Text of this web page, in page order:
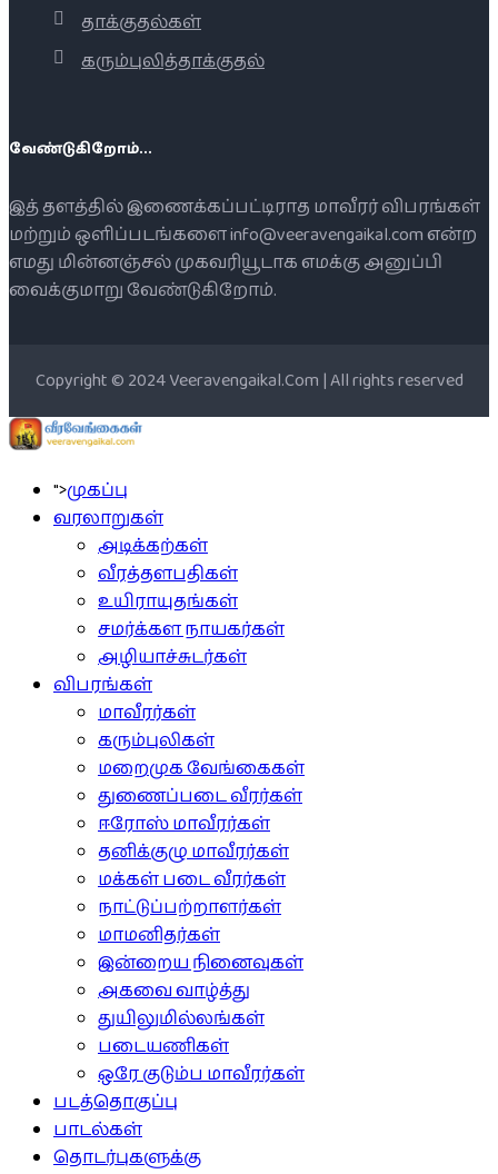
தாக்குதல்கள்
கரும்புலித்தாக்குதல்
வேண்டுகிறோம்...
இத் தளத்தில் இணைக்கப்பட்டிராத மாவீரர் விபரங்கள்
மற்றும் ஒளிப்படங்களை info@veeravengaikal.com என்ற
எமது மின்னஞ்சல் முகவரியூடாக எமக்கு அனுப்பி
வைக்குமாறு வேண்டுகிறோம்.
Copyright © 2024 Veeravengaikal.Com | All rights reserved
">முகப்பு
வரலாறுகள்
அடிக்கற்கள்
வீரத்தளபதிகள்
உயிராயுதங்கள்
சமர்க்கள நாயகர்கள்
அழியாச்சுடர்கள்
விபரங்கள்
மாவீரர்கள்
கரும்புலிகள்
மறைமுக வேங்கைகள்
துணைப்படை வீரர்கள்
ஈரோஸ் மாவீரர்கள்
தனிக்குழு மாவீரர்கள்
மக்கள் படை வீரர்கள்
நாட்டுப்பற்றாளர்கள்
மாமனிதர்கள்
இன்றைய நினைவுகள்
அகவை வாழ்த்து
துயிலுமில்லங்கள்
படையணிகள்
ஒரே குடும்ப மாவீரர்கள்
படத்தொகுப்பு
பாடல்கள்
தொடர்புகளுக்கு